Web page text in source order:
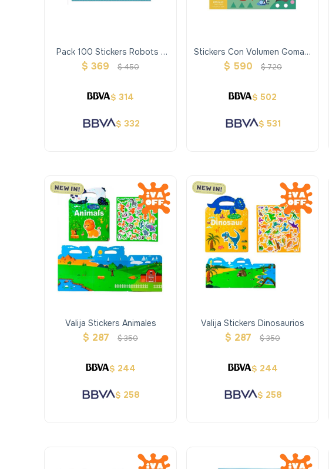
Pack 100 Stickers Robots -
Auzou
$ 369 $450
$ 314
$ 332
Stickers Con Volumen Goma X
250 - Auzou
$ 590 $720
$ 502
$ 531
Valija Stickers Animales
$ 287 $350
$ 244
$ 258
Valija Stickers Dinosaurios
$ 287 $350
$ 244
$ 258